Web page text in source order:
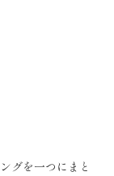
グを一つにまと